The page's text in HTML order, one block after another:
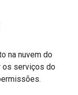
na nuvem do
os serviços do